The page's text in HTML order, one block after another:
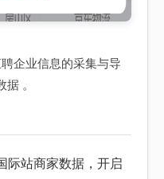
企业信息的采集与导
据 。
际站商家数据，开启